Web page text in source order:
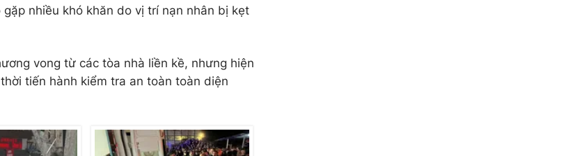
nhiều khó khăn do vị trí nạn nhân bị kẹt
vong từ các tòa nhà liền kề, nhưng hiện
tiến hành kiểm tra an toàn toàn diện